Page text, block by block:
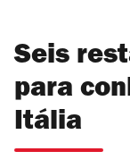
Seis
para
Itália